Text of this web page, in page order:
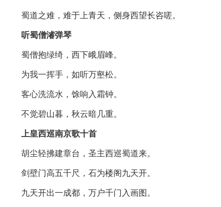
蜀道之难，难于上青天，侧身西望长咨嗟。
听蜀僧濬弹琴
蜀僧抱绿绮，西下峨眉峰。
为我一挥手，如听万壑松。
客心洗流水，馀响入霜钟。
不觉碧山暮，秋云暗几重。
上皇西巡南京歌十首
胡尘轻拂建章台，圣主西巡蜀道来。
剑壁门高五千尺，石为楼阁九天开。
九天开出一成都，万户千门入画图。